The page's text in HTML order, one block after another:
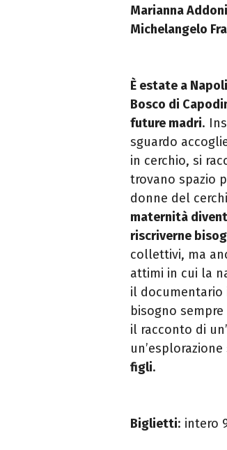
Marianna
Michelangelo
È estate a Napoli
Bosco di
future madri.
sguardo
in cerchio, si
trovano spazio
donne del
maternità
riscriverne
collettivi, ma
attimi in cui la
il documentario
bisogno
il racconto di
un’esplorazione
figli.
Biglietti: intero